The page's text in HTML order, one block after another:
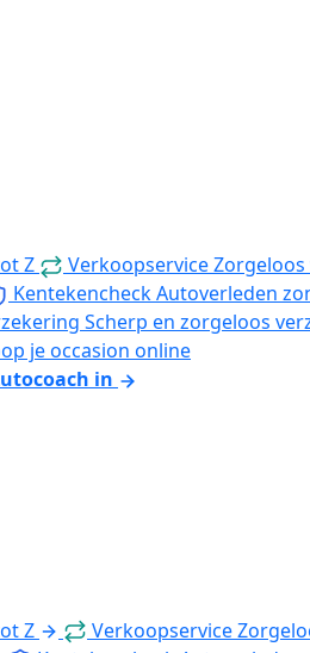
Z Verkoopservice
KentekencheckAutoverleden
Scherp en zorgeloos
je occasion online
in
Z Verkoopservice